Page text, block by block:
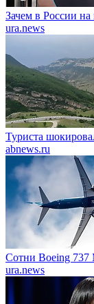
Зачем в России
ura.news
Туриста
abnews.ru
Сотни Boeing 737
ura.news